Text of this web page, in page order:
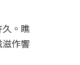
。瞧
滋作響